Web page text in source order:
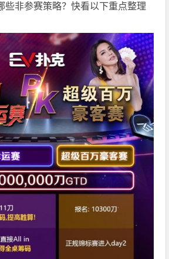
些非参赛策略？快看以下重点整理